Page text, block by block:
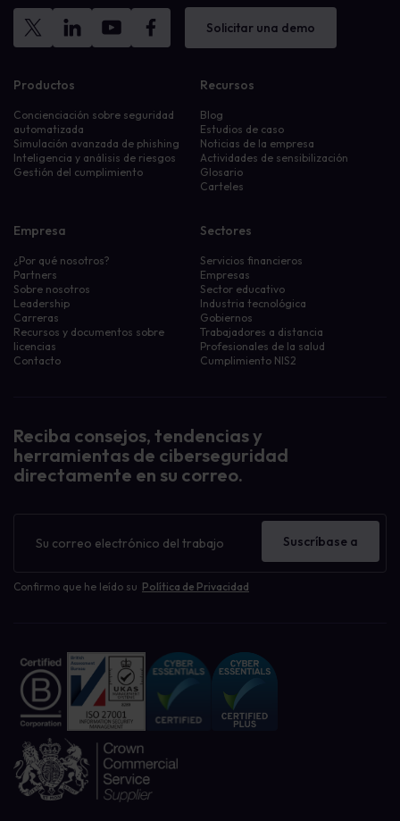
Solicitar una demo
Productos
Concienciación sobre seguridad
automatizada
Simulación avanzada de phishing
Inteligencia y análisis de riesgos
Gestión del cumplimiento
Recursos
Blog
Estudios de caso
Noticias de la empresa
Actividades de sensibilización
Glosario
Carteles
Empresa
¿Por qué nosotros?
Partners
Sobre nosotros
Leadership
Carreras
Recursos y documentos sobre
licencias
Contacto
Sectores
Servicios financieros
Empresas
Sector educativo
Industria tecnológica
Gobiernos
Trabajadores a distancia
Profesionales de la salud
Cumplimiento NIS2
Reciba consejos, tendencias y
herramientas de ciberseguridad
directamente en su correo.
Confirmo que he leído su Política de Privacidad
Suscríbase a